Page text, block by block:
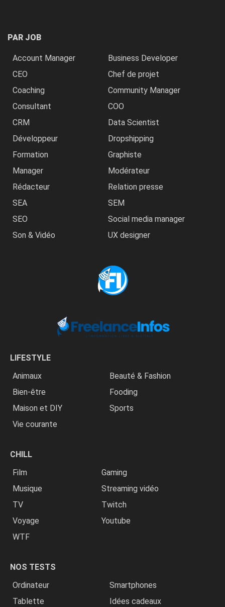
PAR JOB
Account Manager
Business Developer
CEO
Chef de projet
Coaching
Community Manager
Consultant
COO
CRM
Data Scientist
Développeur
Dropshipping
Formation
Graphiste
Manager
Modérateur
Rédacteur
Relation presse
SEA
SEM
SEO
Social media manager
Son & Vidéo
UX designer
LIFESTYLE
Animaux
Beauté & Fashion
Bien-être
Fooding
Maison et DIY
Sports
Vie courante
CHILL
Film
Gaming
Musique
Streaming vidéo
TV
Twitch
Voyage
Youtube
WTF
NOS TESTS
Ordinateur
Smartphones
Tablette
Idées cadeaux